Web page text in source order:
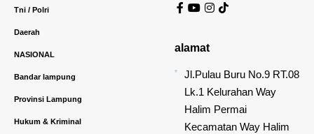
Tni / Polri
Daerah
NASIONAL
Bandar lampung
Provinsi Lampung
Hukum & Kriminal
alamat
Jl.Pulau Buru No.9 RT.08
Lk.1 Kelurahan Way
Halim Permai
Kecamatan Way Halim